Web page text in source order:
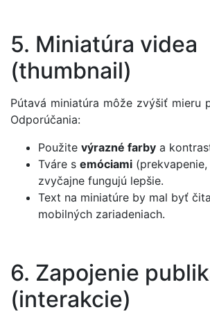
5. Miniatúra videa
(thumbnail)
Pútavá miniatúra môže zvýšiť mieru
Odporúčania:
Použite výrazné farby a
Tváre s emóciami (prekvapenie,
zvyčajne fungujú lepšie.
Text na miniatúre by mal byť
mobilných zariadeniach.
6. Zapojenie
(interakcie)